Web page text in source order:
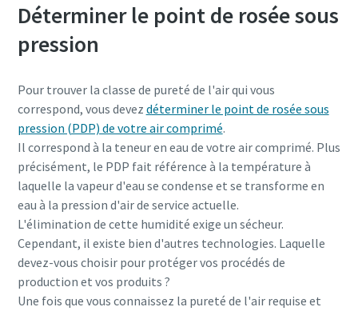
Tout ce que vous devez savoir sur votre
processus de transport pneumatique
Découvrez comment créer un processus de transport
pneumatique plus efficace.
En savoir plus
Déterminer le point de rosée sous
pression
Pour trouver la classe de pureté de l'air qui vous
correspond, vous devez déterminer le point de rosée sous
pression (PDP) de votre air comprimé.
Il correspond à la teneur en eau de votre air comprimé. Plus
précisément, le PDP fait référence à la température à
laquelle la vapeur d'eau se condense et se transforme en
eau à la pression d'air de service actuelle.
L'élimination de cette humidité exige un sécheur.
Cependant, il existe bien d'autres technologies. Laquelle
devez-vous choisir pour protéger vos procédés de
production et vos produits ?
Une fois que vous connaissez la pureté de l'air requise et